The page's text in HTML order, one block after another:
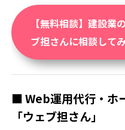
【無料相談】建設業
ブ担さんに相談して
■ Web運用代行・ホ
「ウェブ担さん」